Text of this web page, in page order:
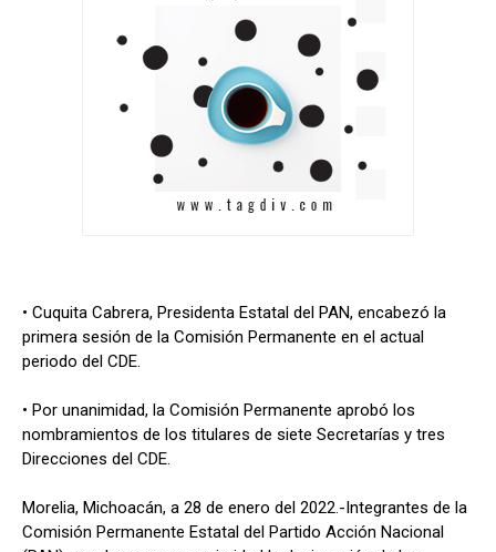
• Cuquita Cabrera, Presidenta Estatal del PAN, encabezó la
primera sesión de la Comisión Permanente en el actual
periodo del CDE.
• Por unanimidad, la Comisión Permanente aprobó los
nombramientos de los titulares de siete Secretarías y tres
Direcciones del CDE.
Morelia, Michoacán, a 28 de enero del 2022.-Integrantes de la
Comisión Permanente Estatal del Partido Acción Nacional